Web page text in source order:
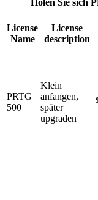
License
Name
License
description
PRTG
500
Klein
anfangen,
später
upgraden